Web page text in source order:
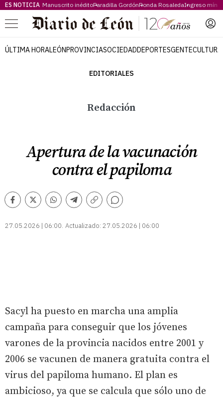
ES NOTICIA Manuscrito inéditoParadilla GordónRonda RosaledaIngreso
Menú
ÚLTIMA HORALEÓNPROVINCIASOCIEDADDEPORTESGENTECULTURA
EDITORIALES
Redacción
Apertura de la vacunación
contra el papiloma
Facebook
TwitterWhatsappTelegram
Copiar
Comentarios
27.05.2026 | 06:00 Actualizado: 27.05.2026 | 06:00
Sacyl ha puesto en marcha una amplia
campaña para conseguir que los jóvenes
varones de la provincia nacidos entre 2001 y
2006 se vacunen de manera gratuita contra el
virus del papiloma humano. El plan es
ambicioso, ya que se calcula que sólo uno de